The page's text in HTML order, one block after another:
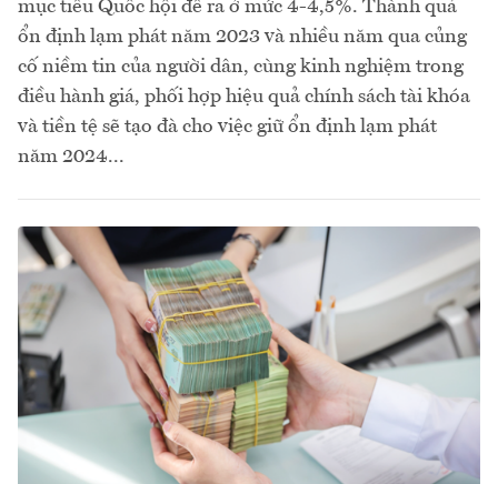
mục tiêu Quốc hội đề ra ở mức 4-4,5%. Thành quả
ổn định lạm phát năm 2023 và nhiều năm qua củng
cố niềm tin của người dân, cùng kinh nghiệm trong
điều hành giá, phối hợp hiệu quả chính sách tài khóa
và tiền tệ sẽ tạo đà cho việc giữ ổn định lạm phát
năm 2024...